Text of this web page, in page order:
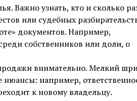
Важно узнать, кто и сколько
или судебных
документов. Например,
собственников или доли, о
внимательно. Мелкий
нюансы: например,
к новому владельцу.